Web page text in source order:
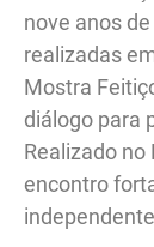
nove anos
realizadas
Mostra
diálogo para
Realizado no
encontro